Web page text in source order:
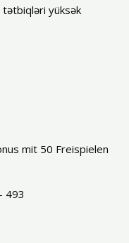
tətbiqləri yüksək
mit 50 Freispielen
493